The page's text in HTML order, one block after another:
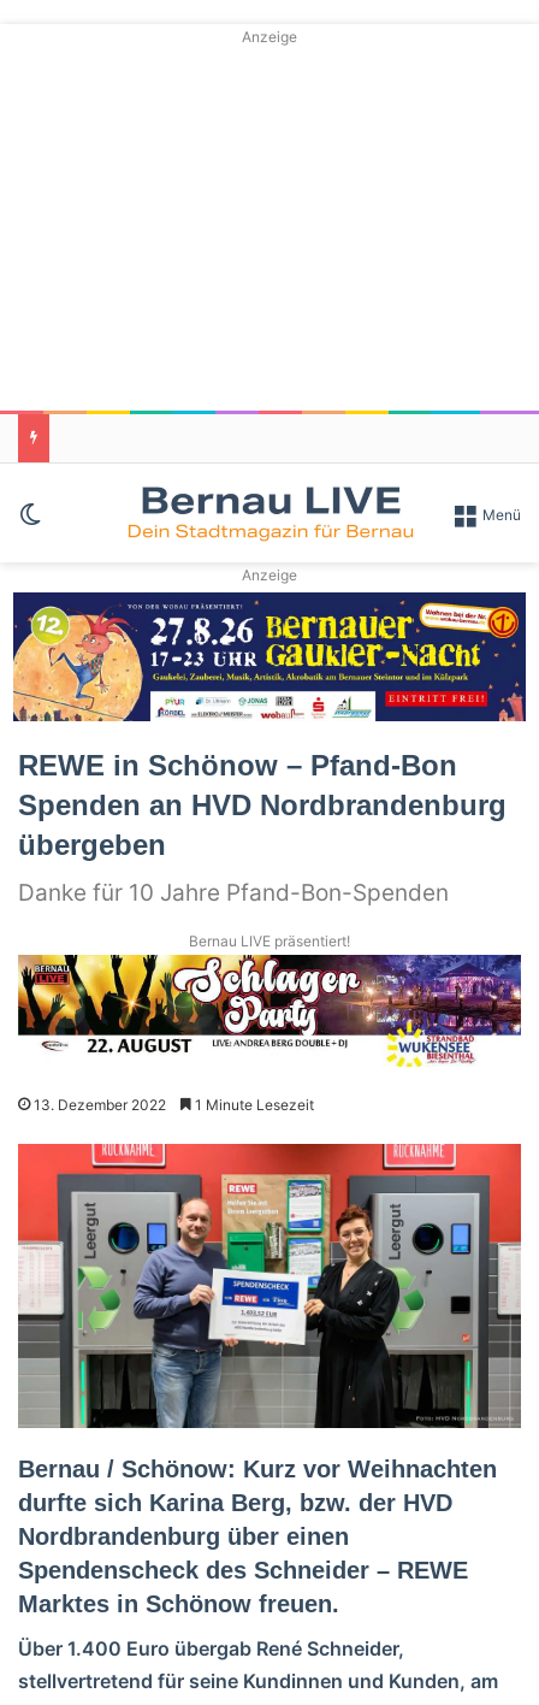
Anzeige
Skin umschalten Menü
Anzeige
REWE in Schönow – Pfand-Bon
Spenden an HVD Nordbrandenburg
übergeben
Danke für 10 Jahre Pfand-Bon-Spenden
Bernau LIVE präsentiert!
13. Dezember 2022 1 Minute Lesezeit
Bernau / Schönow: Kurz vor Weihnachten
durfte sich Karina Berg, bzw. der HVD
Nordbrandenburg über einen
Spendenscheck des Schneider – REWE
Marktes in Schönow freuen.
Über 1.400 Euro übergab René Schneider,
stellvertretend für seine Kundinnen und Kunden, am